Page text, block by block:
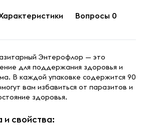
Вопросы 0
Энтерофлор — это
для поддержания здоровья и
В каждой упаковке содержится 90
вам избавиться от паразитов и
здоровья.
свойства: